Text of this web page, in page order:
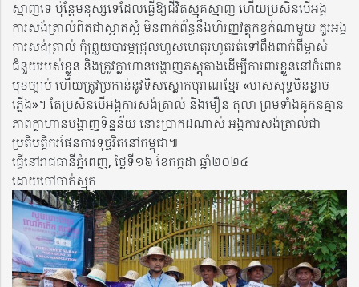
ស្មាញទេ ប៉ុន្តែមនុស្សទេដែលធ្វើឱ្យជីវិតស្មុគស្មាញ ហើយប្រសិនបើអង្គ
ការសង់ត្រាល់ពិតជាស្អាតស្អំ មិនពាក់ព័ន្ធនឹងហិរញ្ញវត្ថុកខ្វក់ណាមួយ គួរអង្គ
ការសង់ត្រាល់ កុំព្រួយបារម្ភជ្រុលហួសហេតុរហូតរត់ទៅពឹងពាក់ពីម្ចាស់
ជំនួយរបស់ខ្លួន និងត្រូវក្លាហានបង្ហាញភស្តុតាងដើម្បីការពារខ្លួននៅចំពោះ
មុខច្បាប់ ហើយត្រូវប្រកាន់នូវទិសស្លោកបុរាណខ្មែរ «មាសសុទ្ធមិនខ្លាច
ភ្លើង»។ តែប្រសិនបើអង្គការសង់ត្រាល់ និងមឿន តុលា ព្រមទាំងគូកនគ្មាន
ភាពក្លាហានបង្ហាញទិន្នន័យ នោះប្រាកដណាស់​ អង្គការសង់ត្រាល់ជា
ប្រតិបត្តិករផែនការទុច្ចរិតនៅកម្ពុជា៕​
ធ្វើនៅរាជធានីភ្នំពេញ, ថ្ងៃទី១៦ ខែកក្កដា ឆ្នាំ២០២៤
ដោយចៅចាក់ស្មុក